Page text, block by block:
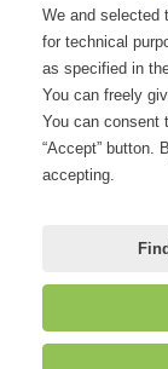
Mirandola
We and selected
for technical
as specified in
You can freely
You can consent
“Accept” button.
accepting.